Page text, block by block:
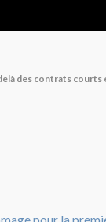
des contrats